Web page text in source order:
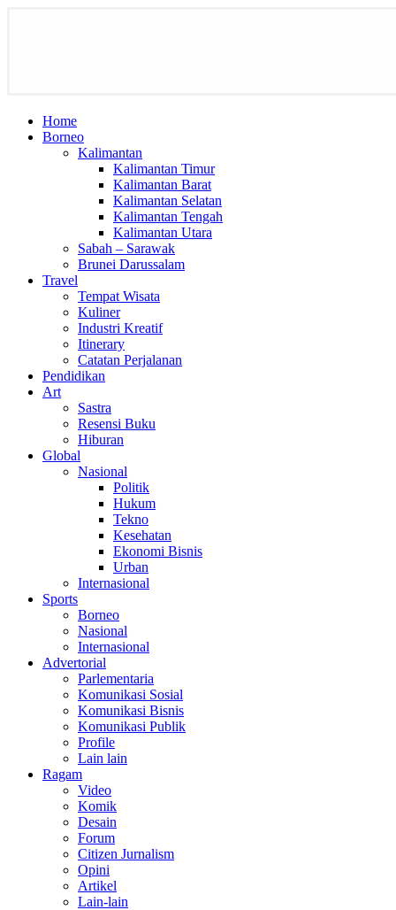
Home
Borneo
Kalimantan
Kalimantan Timur
Kalimantan Barat
Kalimantan Selatan
Kalimantan Tengah
Kalimantan Utara
Sabah – Sarawak
Brunei Darussalam
Travel
Tempat Wisata
Kuliner
Industri Kreatif
Itinerary
Catatan Perjalanan
Pendidikan
Art
Sastra
Resensi Buku
Hiburan
Global
Nasional
Politik
Hukum
Tekno
Kesehatan
Ekonomi Bisnis
Urban
Internasional
Sports
Borneo
Nasional
Internasional
Advertorial
Parlementaria
Komunikasi Sosial
Komunikasi Bisnis
Komunikasi Publik
Profile
Lain lain
Ragam
Video
Komik
Desain
Forum
Citizen Jurnalism
Opini
Artikel
Lain-lain